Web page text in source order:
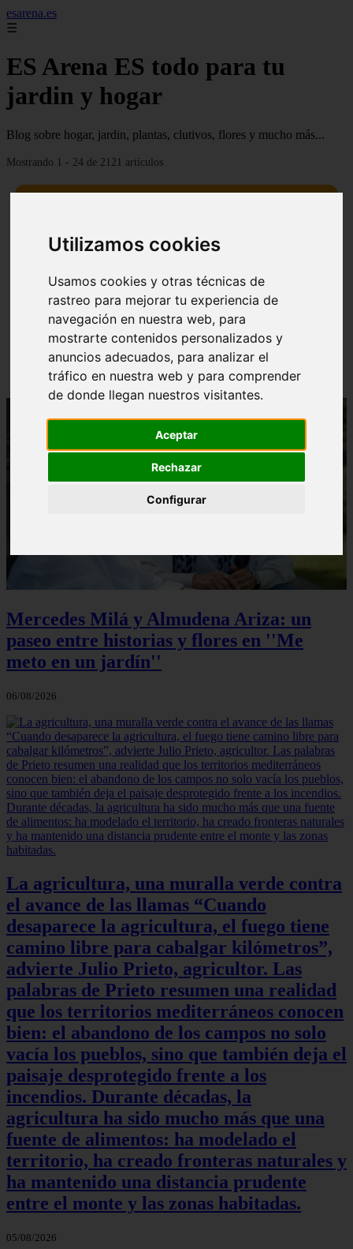
Utilizamos cookies
Usamos cookies y otras técnicas de
rastreo para mejorar tu experiencia de
navegación en nuestra web, para
mostrarte contenidos personalizados y
anuncios adecuados, para analizar el
tráfico en nuestra web y para comprender
de donde llegan nuestros visitantes.
Aceptar
Rechazar
Configurar
esarena.es
☰
ES Arena ES todo para tu
jardin y hogar
Blog sobre hogar, jardin, plantas, clutivos, flores y mucho más...
Mostrando 1 - 24 de 2121 artículos
13 mejores árboles resistentes al fuego para un paisaje
defendible
Mercedes Milá y Almudena Ariza: un
paseo entre historias y flores en ''Me
meto en un jardín''
06/08/2026
La agricultura, una muralla verde contra
el avance de las llamas “Cuando
desaparece la agricultura, el fuego tiene
camino libre para cabalgar kilómetros”,
advierte Julio Prieto, agricultor. Las
palabras de Prieto resumen una realidad
que los territorios mediterráneos conocen
bien: el abandono de los campos no solo
vacía los pueblos, sino que también deja el
paisaje desprotegido frente a los
incendios. Durante décadas, la
agricultura ha sido mucho más que una
fuente de alimentos: ha modelado el
territorio, ha creado fronteras naturales y
ha mantenido una distancia prudente
entre el monte y las zonas habitadas.
05/08/2026